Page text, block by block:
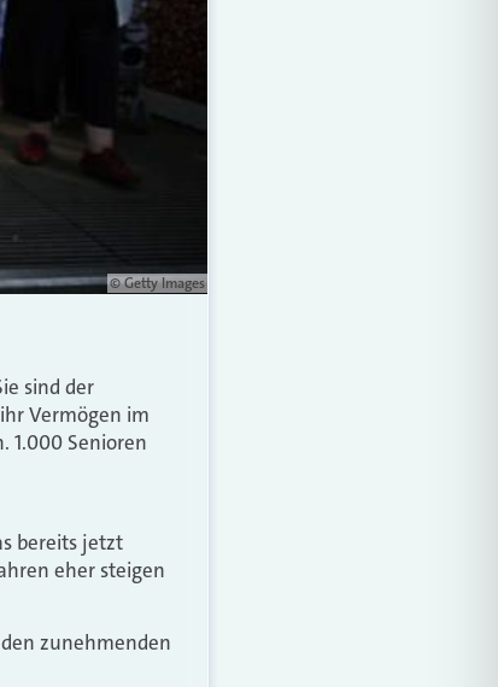
© Getty Images
sind der
Vermögen im
1.000 Senioren
bereits jetzt
eher steigen
zunehmenden